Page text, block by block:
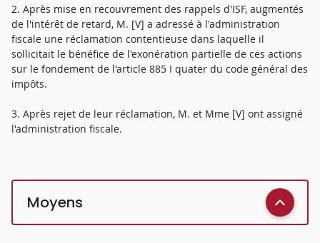
2. Après mise en recouvrement des rappels d'ISF, augmentés
de l'intérêt de retard, M. [V] a adressé à l'administration
fiscale une réclamation contentieuse dans laquelle il
sollicitait le bénéfice de l'exonération partielle de ces actions
sur le fondement de l'article 885 I quater du code général des
impôts.
3. Après rejet de leur réclamation, M. et Mme [V] ont assigné
l'administration fiscale.
Moyens